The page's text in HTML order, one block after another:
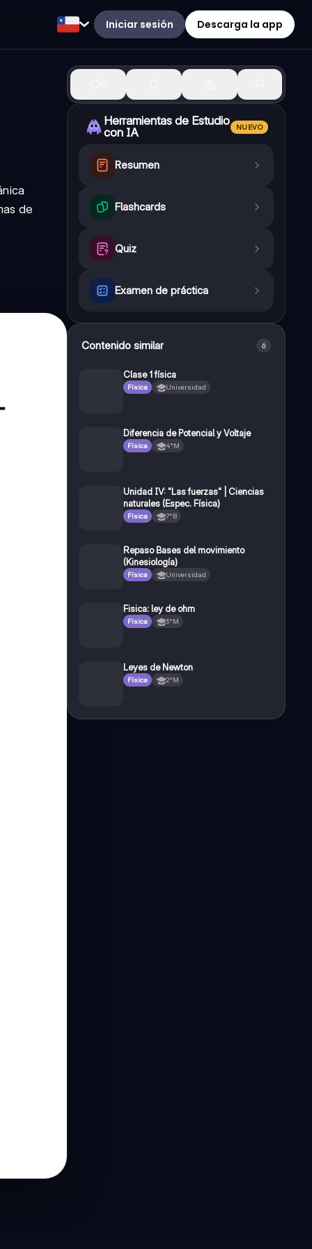
Iniciar sesión Descarga la app
de
Herramientas de Estudio
con IA
NUEVO
Resumen
Flashcards
Quiz
Examen de práctica
Contenido similar 6
Clase 1 física
Física Universidad
Diferencia de Potencial y Voltaje
Física 4°M
Unidad IV: "Las fuerzas" | Ciencias
naturales (Espec. Física)
Física 7°B
Repaso Bases del movimiento
(Kinesiología)
Física Universidad
Fisica: ley de ohm
Física 3°M
Leyes de Newton
Física 2°M